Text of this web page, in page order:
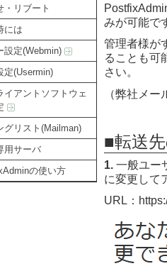
・リブート
には
設定(Webmin)
定(Usermin)
イアントソフトウェ
グリスト(Mailman)
用サーバ
の使い方
みが可能で
管理者様が
ることも可
さい。
（弊社メ
■転送
1.一般ユー
に変更して
URL：